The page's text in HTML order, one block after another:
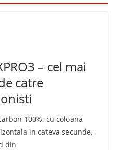
– cel mai
catre
100%, cu coloana
in cateva secunde,
din